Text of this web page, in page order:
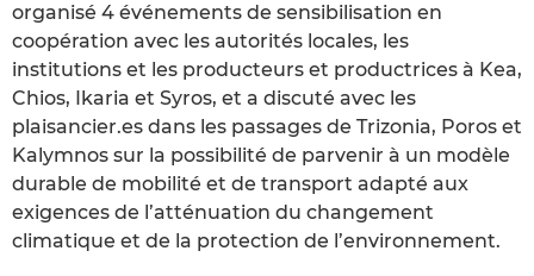
organisé 4 événements de sensibilisation en
coopération avec les autorités locales, les
institutions et les producteurs et productrices à Kea,
Chios, Ikaria et Syros, et a discuté avec les
plaisancier.es dans les passages de Trizonia, Poros et
Kalymnos sur la possibilité de parvenir à un modèle
durable de mobilité et de transport adapté aux
exigences de l’atténuation du changement
climatique et de la protection de l’environnement.